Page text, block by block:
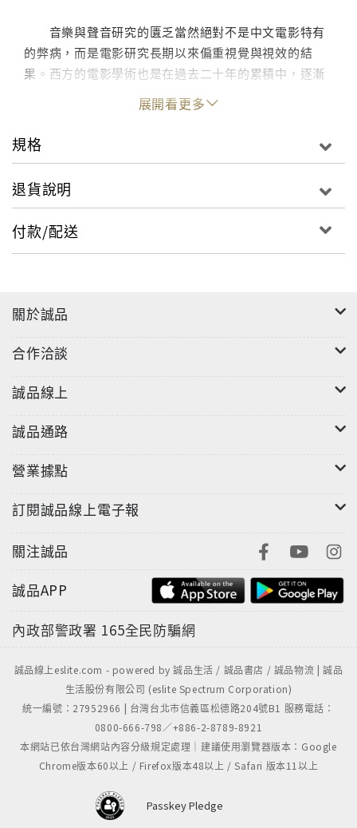
音樂與聲音研究的匱乏當然絕對不是中文電影特有
的弊病，而是電影研究長期以來偏重視覺與視效的結
果。西方的電影學術也是在過去二十年的累積中，逐漸
有了較具樣態的方法學和研究基礎，電影與流行音樂的
關係也在過去零散的分佈下，在最近有了較為系統性的
整理，大致上是以社會學、文化研究、音樂學為橫軸，
女性主義、族裔研究、結構與後結構主義作為直軸所形
文電影音樂與歌曲的印象式編纂之外，提供另一個較為
展開看更多
規格
退貨說明
付款/配送
關於誠品
合作洽談
誠品線上
誠品通路
營業據點
訂閱誠品線上電子報
關注誠品
誠品APP
內政部警政署 165全民防騙網
誠品線上eslite.com - powered by 誠品生活 / 誠品書店 / 誠品物流 | 誠品
生活股份有限公司 (eslite Spectrum Corporation)
統一編號：27952966 | 台灣台北市信義區松德路204號B1 服務電話：
0800-666-798／+886-2-8789-8921
本網站已依台灣網站內容分級規定處理｜建議使用瀏覽器版本：Google
Chrome版本60以上 / Firefox版本48以上 / Safari 版本11以上
Passkey Pledge